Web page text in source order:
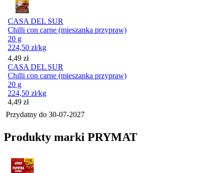
CASA DEL SUR
Chilli con carne (mieszanka przypraw)
20 g
224,50 zł/kg
Cena
4,49 zł
CASA DEL SUR
Chilli con carne (mieszanka przypraw)
20 g
224,50 zł/kg
Cena
4,49 zł
Przydatny do 30-07-2027
Produkty marki PRYMAT